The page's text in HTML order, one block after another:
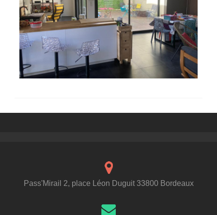
Pass'Mirail 2, place Léon Duguit 33800 Bordeaux